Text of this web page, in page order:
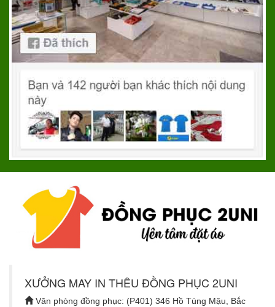
XƯỞNG MAY IN THÊU ĐỒNG PHỤC 2UNI
Văn phòng đồng phục: (P401) 346 Hồ Tùng Mậu, Bắc